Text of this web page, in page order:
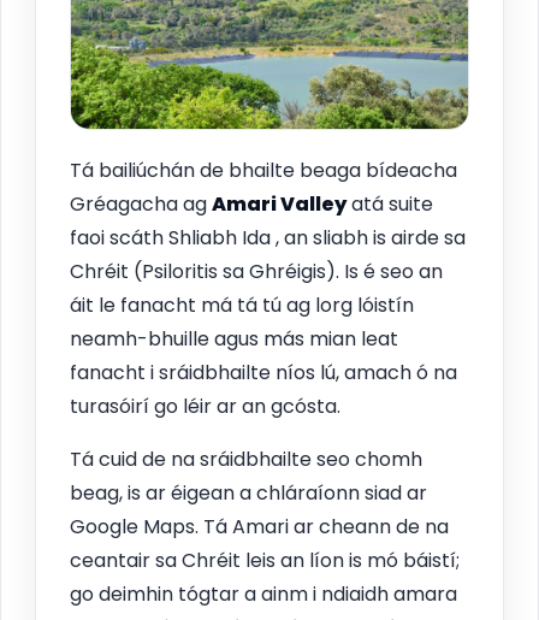
Tá bailiúchán de bhailte beaga bídeacha
Gréagacha agAmari Valleyatá suite
faoi scáth Shliabh Ida , an sliabh is airde sa
Chréit (Psiloritis sa Ghréigis). Is é seo an
áit le fanacht má tá tú ag lorg lóistín
neamh-bhuille agus más mian leat
fanacht i sráidbhailte níos lú, amach ó na
turasóirí go léir ar an gcósta.
Tá cuid de na sráidbhailte seo chomh
beag, is ar éigean a chláraíonn siad ar
Google Maps. Tá Amari ar cheann de na
ceantair sa Chréit leis an líon is mó báistí;
go deimhin tógtar a ainm i ndiaidh amara